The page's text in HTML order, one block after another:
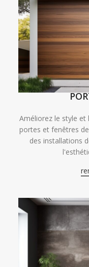
Améliorez le style
portes et fenêtres
des installations